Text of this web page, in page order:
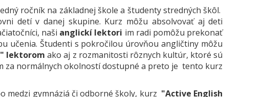
ročník na základnej škole a študenty stredných škôl.
detí v danej skupine. Kurz môžu absolvovať aj deti
naši anglickí lektori im radi pomôžu prekonať
učenia. Študenti s pokročilou úrovňou angličtiny môžu
lektorom ako aj z rozmanitosti rôznych kultúr, ktoré sú
za normálnych okolností dostupné a preto je tento kurz
medzi gymnáziá či odborné školy, kurz "Active English